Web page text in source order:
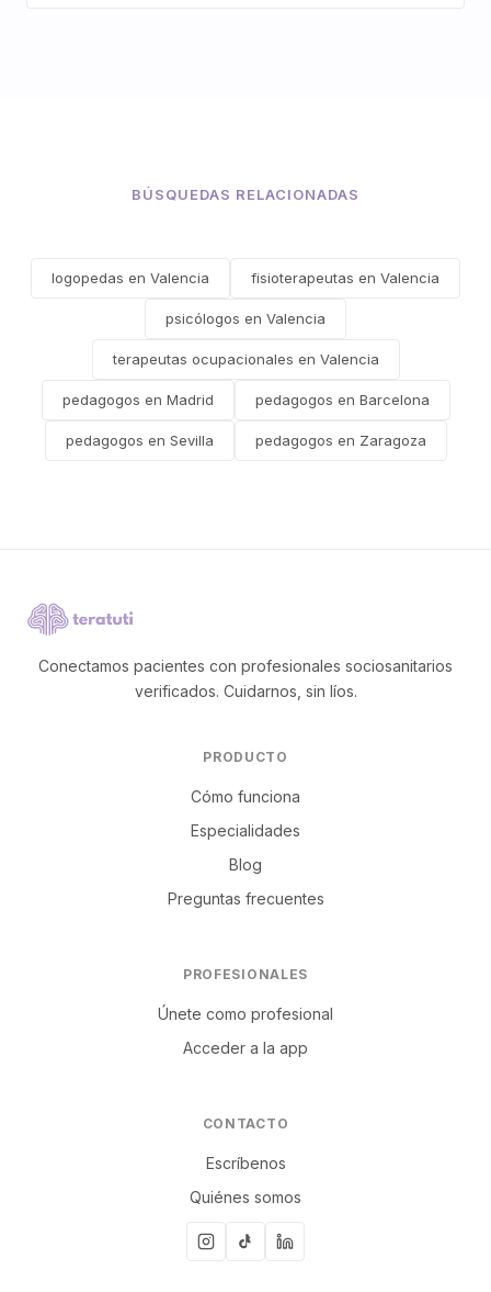
BÚSQUEDAS RELACIONADAS
logopedas en Valencia fisioterapeutas en Valencia
psicólogos en Valencia
terapeutas ocupacionales en Valencia
pedagogos en Madrid pedagogos en Barcelona
pedagogos en Sevilla pedagogos en Zaragoza
Conectamos pacientes con profesionales sociosanitarios
verificados. Cuidarnos, sin líos.
PRODUCTO
Cómo funciona
Especialidades
Blog
Preguntas frecuentes
PROFESIONALES
Únete como profesional
Acceder a la app
CONTACTO
Escríbenos
Quiénes somos